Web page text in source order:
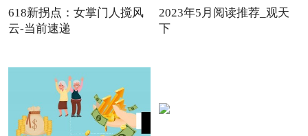
618新拐点：女掌门人搅风
云-当前速递
2023年5月阅读推荐_观天
下